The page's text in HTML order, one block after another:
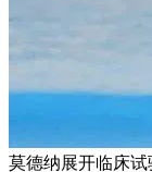
莫德纳展开临床